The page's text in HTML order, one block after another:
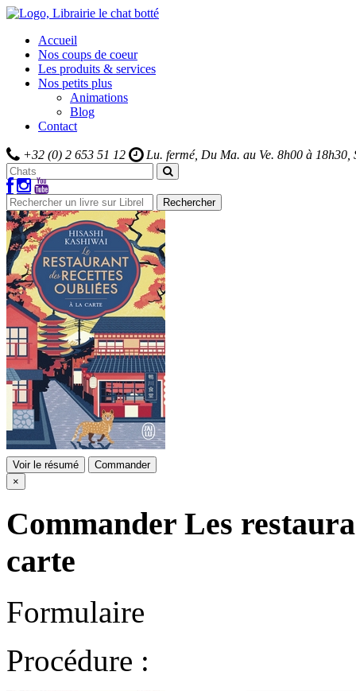
Accueil
Nos coups de coeur
Les produits & services
Nos petits plus
Animations
Blog
Contact
+32 (0) 2 653 51 12 Lu. fermé, Du Ma. au Ve. 8h00 à 18h30,
Rechercher
Voir le résumé
Commander
×
Commander Les
carte
Formulaire
Procédure :